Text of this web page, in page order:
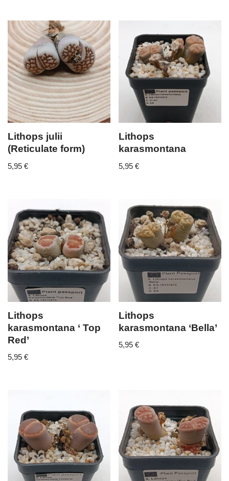
Lithops julii
(Reticulate form)
5,95 €
Lithops
karasmontana
5,95€
Lithops
karasmontana ‘ Top
Red’
5,95 €
Lithops
karasmontana ‘Bella’
5,95€